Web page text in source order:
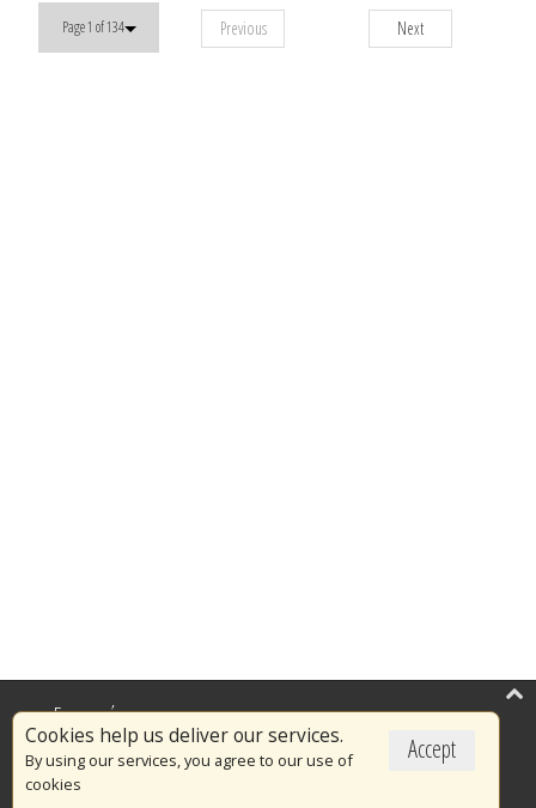
Page 1 of 134 Previous Next
Accept
Cookies help us deliver our services.
By using our services, you agree to our use of
cookies
Επικαιρότητα
Το Πυροσβεστικό Σώμα